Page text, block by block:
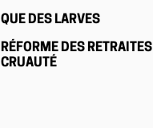
QUE DES LARVES
RÉFORME DES
CRUAUTÉ